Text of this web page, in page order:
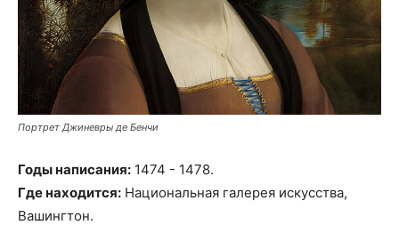
Портрет Джиневры де Бенчи
Годы написания: 1474 - 1478.
Где находится: Национальная галерея искусства,
Вашингтон.